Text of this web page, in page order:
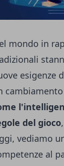
mondo in
esigenze
del gioco
vediamo
al